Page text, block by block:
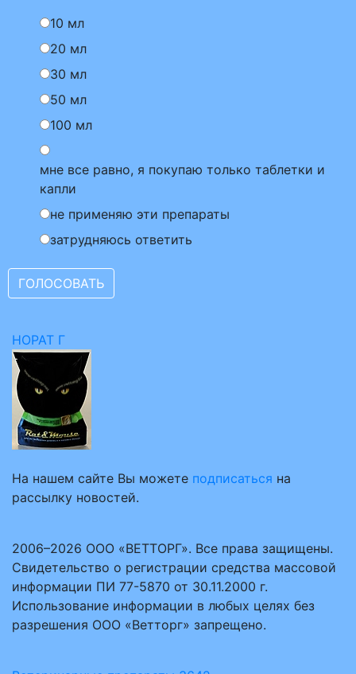
10 мл
20 мл
30 мл
50 мл
100 мл
мне все равно, я покупаю только таблетки и
капли
не применяю эти препараты
затрудняюсь ответить
НОРАТ Г
На нашем сайте Вы можете подписаться на
рассылку новостей.
2006–2026 ООО «ВЕТТОРГ». Все права защищены.
Свидетельство о регистрации средства массовой
информации ПИ 77-5870 от 30.11.2000 г.
Использование информации в любых целях без
разрешения ООО «Ветторг» запрещено.